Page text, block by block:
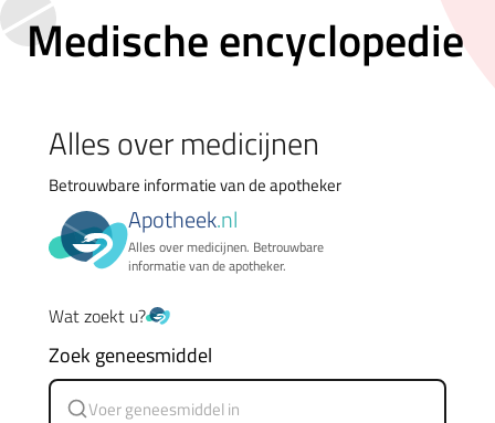
Medische encyclopedie
Alles over medicijnen
Betrouwbare informatie van de apotheker
Apotheek.nl
Alles over medicijnen. Betrouwbare
informatie van de apotheker.
Wat zoekt u?
Zoek geneesmiddel